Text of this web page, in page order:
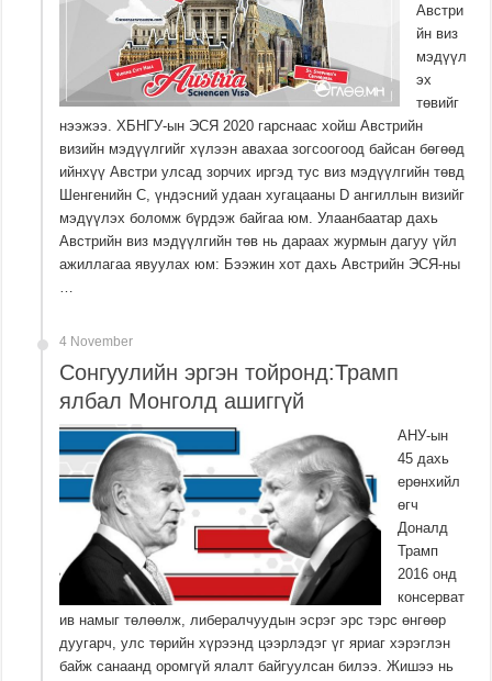
Австри
йн виз
мэдүүл
эх
төвийг
нээжээ. ХБНГУ-ын ЭСЯ 2020 гарснаас хойш Австрийн
визийн мэдүүлгийг хүлээн авахаа зогсоогоод байсан бөгөөд
ийнхүү Австри улсад зорчих иргэд тус виз мэдүүлгийн төвд
Шенгенийн C, үндэсний удаан хугацааны D ангиллын визийг
мэдүүлэх боломж бүрдэж байгаа юм. Улаанбаатар дахь
Австрийн виз мэдүүлгийн төв нь дараах журмын дагуу үйл
ажиллагаа явуулах юм: Бээжин хот дахь Австрийн ЭСЯ-ны
4 November
Сонгуулийн эргэн тойронд:Трамп
ялбал Монголд ашиггүй
АНУ-ын
45 дахь
ерөнхийл
өгч
Доналд
Трамп
2016 онд
консерват
ив намыг төлөөлж, либералчуудын эсрэг эрс тэрс өнгөөр
дуугарч, улс төрийн хүрээнд цээрлэдэг үг яриаг хэрэглэн
байж санаанд оромгүй ялалт байгуулсан билээ. Жишээ нь